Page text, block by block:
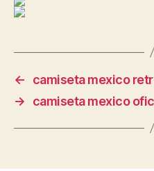
←
camiseta mexico
→
camiseta mexico